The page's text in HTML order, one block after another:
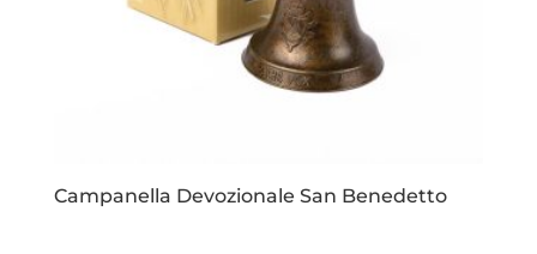
Campanella Devozionale San Benedetto